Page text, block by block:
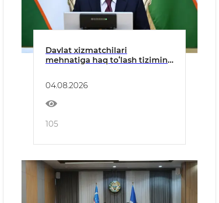
Davlat xizmatchilari
mehnatiga haq toʻlash tizimini
04.08.2026
105